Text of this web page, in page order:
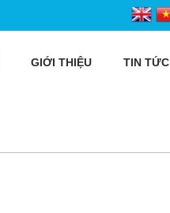
GIỚI THIỆU TIN TỨC